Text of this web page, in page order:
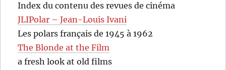
Index du contenu des revues de cinéma
JLIPolar – Jean-Louis Ivani
Les polars français de 1945 à 1962
The Blonde at the Film
a fresh look at old films